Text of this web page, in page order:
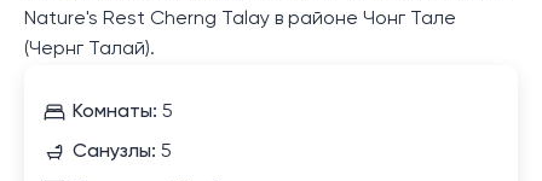
Nature's Rest Cherng Talay в районе Чонг Тале
(Чернг Талай).
Комнаты: 5
Санузлы: 5